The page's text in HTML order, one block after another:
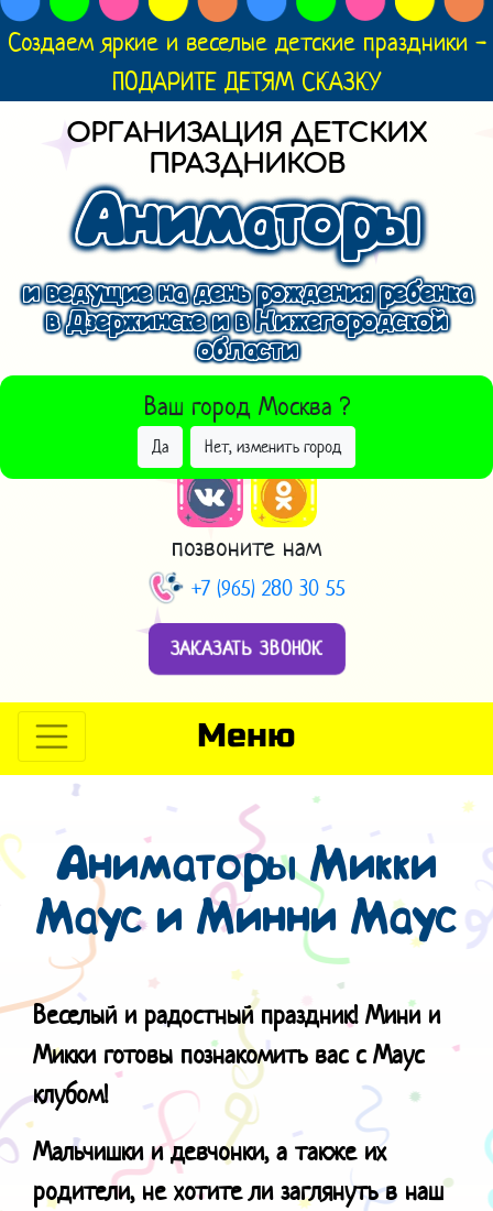
Создаем яркие и веселые детские праздники -
ПОДАРИТЕ ДЕТЯМ СКАЗКУ
ОРГАНИЗАЦИЯ ДЕТСКИХ
ПРАЗДНИКОВ
Аниматоры
и ведущие на день рождения ребенка
в Дзержинске и в Нижегородской
области
Ваш город Москва ?
Да Нет, изменить город
ВЫБРАТЬ ДРУГОЙ ГОРОД
позвоните нам
+7 (965) 280 30 55
ЗАКАЗАТЬ ЗВОНОК
Меню
Аниматоры Микки
Маус и Минни Маус
Веселый и радостный праздник! Мини и
Микки готовы познакомить вас с Маус
клубом!
Мальчишки и девчонки, а также их
родители, не хотите ли заглянуть в наш